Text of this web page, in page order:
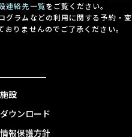
連絡先一覧をご覧ください。
グラムなどの利用に関する予約・変
おりませんのでご了承ください。
設
ウンロード
報保護方針